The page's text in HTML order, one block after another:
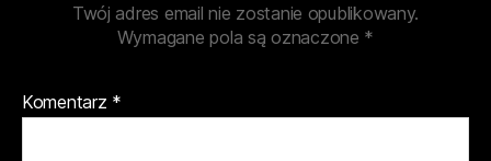
Twój adres email nie zostanie opublikowany.
Wymagane pola są oznaczone *
Komentarz *